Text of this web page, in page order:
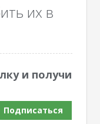
их в
и получи
Подписаться